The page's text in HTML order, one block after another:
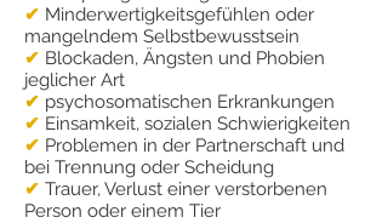
✔ Minderwertigkeitsgefühlen oder
mangelndem Selbstbewusstsein
✔ Blockaden, Ängsten und Phobien
jeglicher Art
✔ psychosomatischen Erkrankungen
✔ Einsamkeit, sozialen Schwierigkeiten
✔ Problemen in der Partnerschaft und
bei Trennung oder Scheidung
✔ Trauer, Verlust einer verstorbenen
Person oder einem Tier